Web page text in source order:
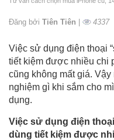
Đăng bởi Tiên Tiên | 4337
Việc sử dụng điện thoại
tiết kiệm được nhiều chi
cũng không mất giá.
nghiệm gì khi sắm cho
dụng.
Việc sử dụng điện
dùng tiết kiệm được